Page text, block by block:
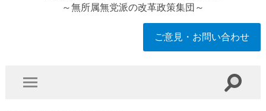
～無所属無党派の改革政策集団～
ご意見・お問い合わせ